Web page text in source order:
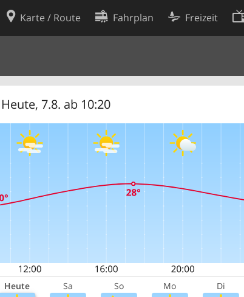
Karte / Route Fahrplan Freizeit
Heute, 7.8. ab 10:20
Heute Sa So Mo Di
Cookie-Einstellungen